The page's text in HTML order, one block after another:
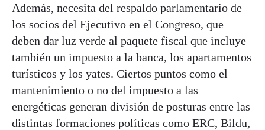
Además, necesita del respaldo parlamentario de
los socios del Ejecutivo en el Congreso, que
deben dar luz verde al paquete fiscal que incluye
también un impuesto a la banca, los apartamentos
turísticos y los yates. Ciertos puntos como el
mantenimiento o no del impuesto a las
energéticas generan división de posturas entre las
distintas formaciones políticas como ERC, Bildu,